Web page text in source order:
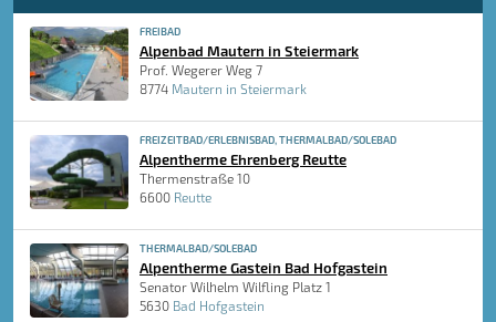
FREIBAD
Alpenbad Mautern in Steiermark
Prof. Wegerer Weg 7
8774 Mautern in Steiermark
FREIZEITBAD/ERLEBNISBAD, THERMALBAD/SOLEBAD
Alpentherme Ehrenberg Reutte
Thermenstraße 10
6600 Reutte
THERMALBAD/SOLEBAD
Alpentherme Gastein Bad Hofgastein
Senator Wilhelm Wilfling Platz 1
5630 Bad Hofgastein